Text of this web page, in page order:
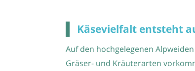
Käsevielfalt entsteht
Auf den hochgelegenen
Gräser- und Kräuterarten